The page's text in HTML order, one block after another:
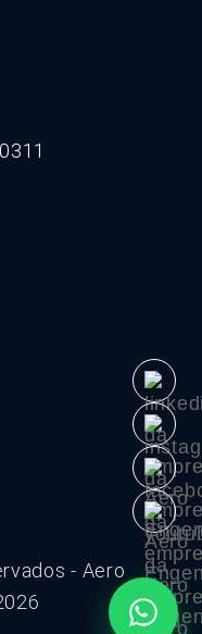
- Aero